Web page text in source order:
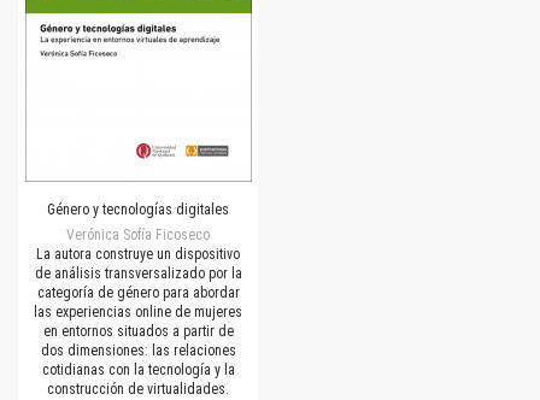
Género y tecnologías digitales
Verónica Sofía Ficoseco
La autora construye un dispositivo
de análisis transversalizado por la
categoría de género para abordar
las experiencias online de mujeres
en entornos situados a partir de
dos dimensiones: las relaciones
cotidianas con la tecnología y la
construcción de virtualidades.